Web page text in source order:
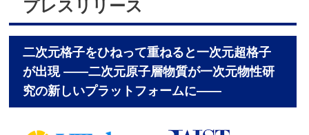
端
プレスリリース
二次元格子をひねって重ねると一次元超格子
が出現 ――二次元原子層物質が一次元物性研
究の新しいプラットフォームに――